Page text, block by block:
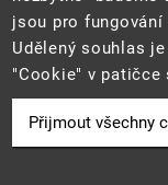
2025 © Centre for
jsou pro fungování
Udělený souhlas
"Cookie" v patičce
Přijmout všechny